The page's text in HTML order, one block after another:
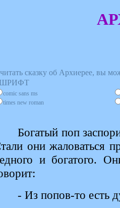
сказку об Архиерее, вы
ШРИФТ
comic sans ms
times new roman
Богатый поп
они жаловаться
и богатого.
- Из попов-то есть